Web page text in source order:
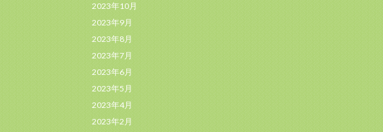
2023年10月
2023年9月
2023年8月
2023年7月
2023年6月
2023年5月
2023年4月
2023年2月